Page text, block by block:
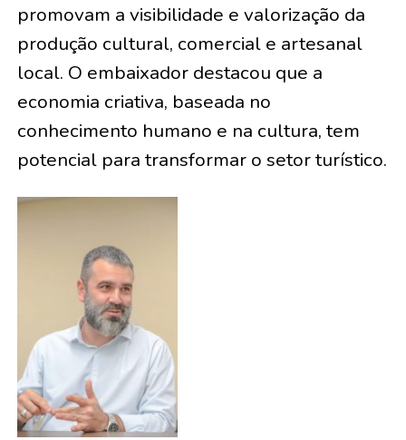
promovam a visibilidade e valorização da
produção cultural, comercial e artesanal
local. O embaixador destacou que a
economia criativa, baseada no
conhecimento humano e na cultura, tem
potencial para transformar o setor turístico.